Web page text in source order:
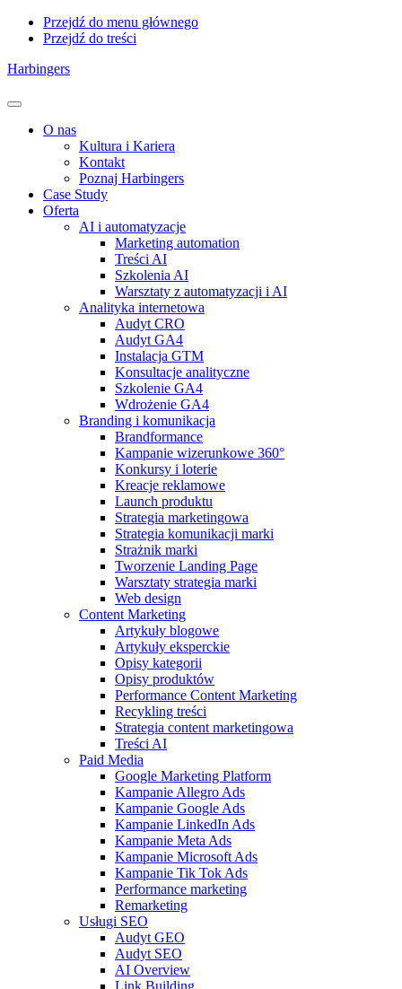
Przejdź do menu głównego
Przejdź do treści
Harbingers
Menu
O nas
Kultura i Kariera
Kontakt
Poznaj Harbingers
Case Study
Oferta
AI i automatyzacje
Marketing automation
Treści AI
Szkolenia AI
Warsztaty z automatyzacji i AI
Analityka internetowa
Audyt CRO
Audyt GA4
Instalacja GTM
Konsultacje analityczne
Szkolenie GA4
Wdrożenie GA4
Branding i komunikacja
Brandformance
Kampanie wizerunkowe 360°
Konkursy i loterie
Kreacje reklamowe
Launch produktu
Strategia marketingowa
Strategia komunikacji marki
Strażnik marki
Tworzenie Landing Page
Warsztaty strategia marki
Web design
Content Marketing
Artykuły blogowe
Artykuły eksperckie
Opisy kategorii
Opisy produktów
Performance Content Marketing
Recykling treści
Strategia content marketingowa
Treści AI
Paid Media
Google Marketing Platform
Kampanie Allegro Ads
Kampanie Google Ads
Kampanie LinkedIn Ads
Kampanie Meta Ads
Kampanie Microsoft Ads
Kampanie Tik Tok Ads
Performance marketing
Remarketing
Usługi SEO
Audyt GEO
Audyt SEO
AI Overview
Link Building